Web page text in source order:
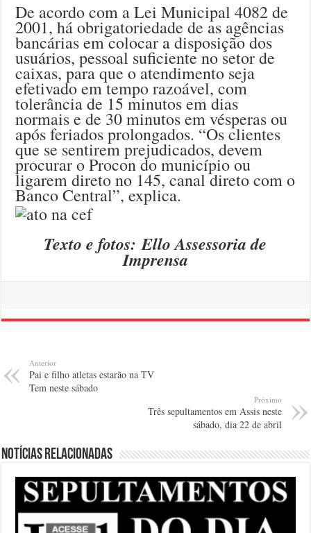
De acordo com a Lei Municipal 4082 de
2001, há obrigatoriedade de as agências
bancárias em colocar a disposição dos
usuários, pessoal suficiente no setor de
caixas, para que o atendimento seja
efetivado em tempo razoável, com
tolerância de 15 minutos em dias
normais e de 30 minutos em vésperas ou
após feriados prolongados. “Os clientes
que se sentirem prejudicados, devem
procurar o Procon do município ou
ligarem direto no 145, canal direto com o
Banco Central”, explica.
Texto e fotos: Ello Assessoria de
Imprensa
Anterior
Pai e filho atletas estarão na TV
Tem neste sábado
Próximo
Três sepultamentos em Assis neste
sábado, dia 22 de abril
Notícias relacionadas